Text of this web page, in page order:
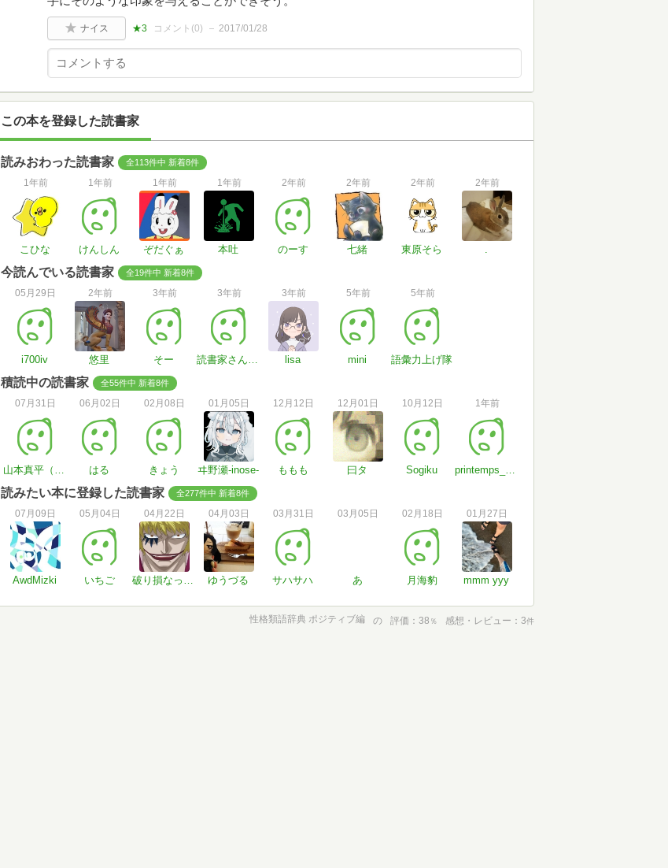
ナイス ★3 コメント(0) 2017/01/28
この本を登録した読書家
読みおわった読書家 全113件中 新着8件
1年前
こひな
1年前
けんしん
1年前
ぞだぐぁ
1年前
本吐
2年前
のーす
2年前
七緒
2年前
東原そら
2年前
.
今読んでいる読書家 全19件中 新着8件
05月29日
i700iv
2年前
悠里
3年前
そー
3年前
読書家さん#Cjo8ga
3年前
lisa
5年前
mini
5年前
語彙力上げ隊
積読中の読書家 全55件中 新着8件
07月31日
山本真平（うさぎ空母）
06月02日
はる
02月08日
きょう
01月05日
ヰ野瀬-inose-
12月12日
ももも
12月01日
曰タ
10月12日
Sogiku
1年前
printemps_haru
読みたい本に登録した読書家 全277件中 新着8件
07月09日
AwdMizki
05月04日
いちご
04月22日
破り損なった手造りの地図
04月03日
ゆうづる
03月31日
サハサハ
03月05日
あ
02月18日
月海豹
01月27日
mmm yyy
性格類語辞典 ポジティブ編 の 評価 38 ％ 感想・レビュー 3件